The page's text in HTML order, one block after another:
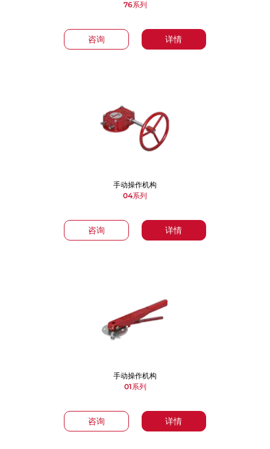
咨询 详情
76系列
咨询 详情
手动操作机构
04系列
咨询 详情
手动操作机构
01系列